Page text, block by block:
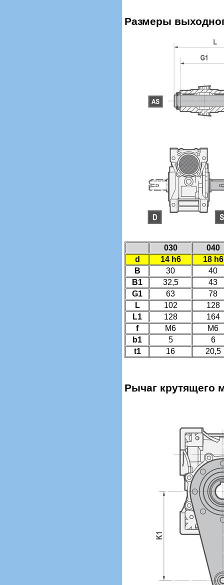
Размеры
030
040
d
14 h6
18 h6
B
30
40
B1
32,5
43
G1
63
78
L
102
128
L1
128
164
f
M6
M6
b1
5
6
t1
16 20,5
Рычаг крутящего